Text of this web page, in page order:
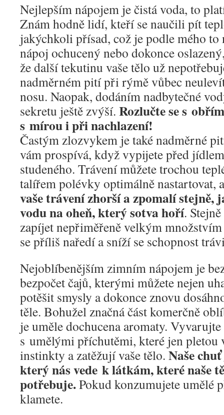
Nejlepším nápojem je čistá voda, to
Znám hodně lidí, kteří se naučili pít
jakýchkoli přísad, což je podle mého to
nápoj ochucený nebo dokonce
že další tekutinu vaše tělo už
nadměrném pití při rýmě vůbec
nosu. Naopak, dodáním nadbytečné
sekretu ještě zvýší. Rozlučte se s
s mírou i při nachlazení!
Častým zlozvykem je také nadměrné
vám prospívá, když vypijete před
studeného. Trávení můžete trochou
talířem polévky optimálně nastartovat,
vaše trávení zhorší a zpomalí stejně,
vodu na oheň, který sotva hoří.
zapíjet nepřiměřeně velkým
se příliš naředí a sníží se schopnost
Nejoblíbenějším zimním nápojem je
bezpočet čajů, kterými můžete nejen
potěšit smysly a dokonce znovu
těle. Bohužel značná část komerčně
je uměle dochucena aromaty.
s umělými příchutěmi, které jen pletou
instinkty a zatěžují vaše tělo. Naše
který nás vede k látkám, které naše
potřebuje.Pokud konzumujete umělé
klamete.